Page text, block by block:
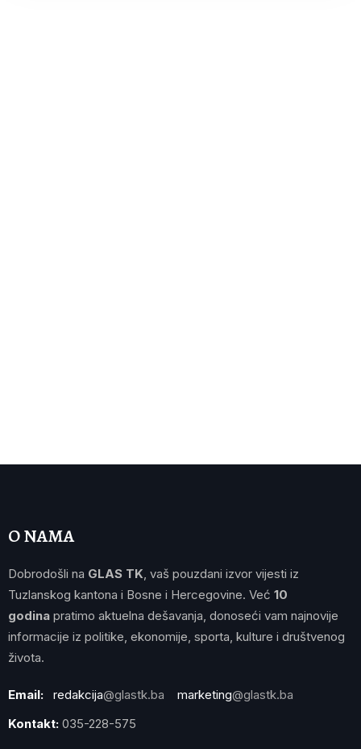
O NAMA
Dobrodošli na GLAS TK , vaš pouzdani izvor vijesti iz
Tuzlanskog kantona i Bosne i Hercegovine. Već 10
godina pratimo aktuelna dešavanja, donoseći vam najnovije
informacije iz politike, ekonomije, sporta, kulture i društvenog
života.
Email: redakcija@glastk.ba marketing@glastk.ba
Kontakt: 035-228-575